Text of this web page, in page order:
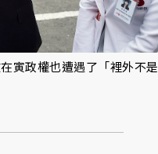
寅政權也遭遇了「裡外不是